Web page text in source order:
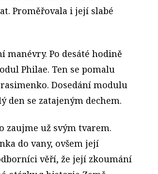
Proměřovala i její slabé
manévry. Po desáté hodině
Philae. Ten se pomalu
Dosedání modulu
den se zatajeným dechem.
zaujme už svým tvarem.
do vany, ovšem její
věří, že její zkoumání